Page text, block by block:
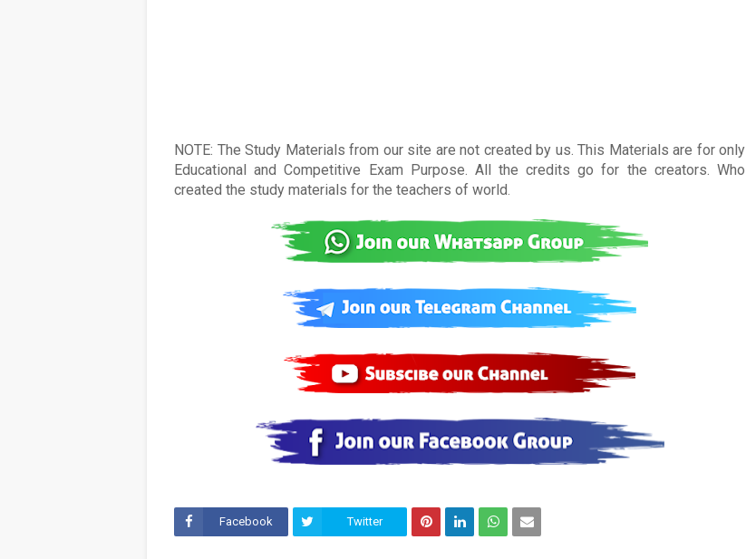
NOTE: The Study Materials from our site are not created by us. This Materials are for only
Educational and Competitive Exam Purpose. All the credits go for the creators. Who
created the study materials for the teachers of world
Facebook Twitter